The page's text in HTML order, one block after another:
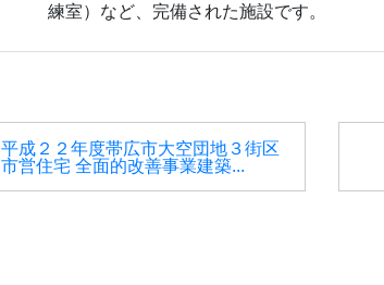
練室）など、完備された施設です。
平成２２年度帯広市大空団地３街区
市営住宅 全面的改善事業建築...